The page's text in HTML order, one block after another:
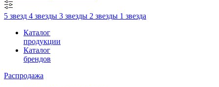
5 звезд 4 звезды 3 звезды 2 звезды 1 звезда
Каталог
продукции
Каталог
брендов
Распродажа